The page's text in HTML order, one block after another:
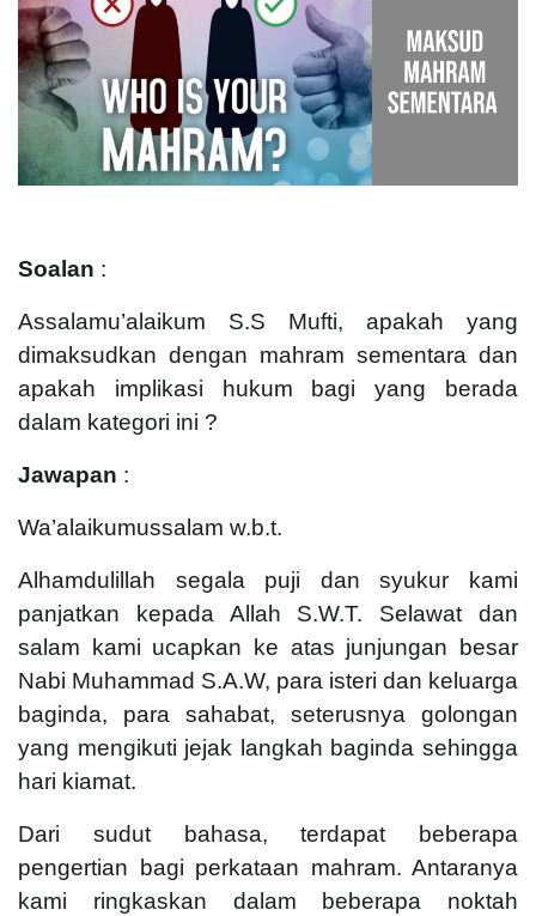
Soalan :
Assalamu’alaikum S.S Mufti, apakah yang
dimaksudkan dengan mahram sementara dan
apakah implikasi hukum bagi yang berada
dalam kategori ini ?
Jawapan :
Wa’alaikumussalam w.b.t.
Alhamdulillah segala puji dan syukur kami
panjatkan kepada Allah S.W.T. Selawat dan
salam kami ucapkan ke atas junjungan besar
Nabi Muhammad S.A.W, para isteri dan keluarga
baginda, para sahabat, seterusnya golongan
yang mengikuti jejak langkah baginda sehingga
hari kiamat.
Dari sudut bahasa, terdapat beberapa
pengertian bagi perkataan mahram. Antaranya
kami ringkaskan dalam beberapa noktah